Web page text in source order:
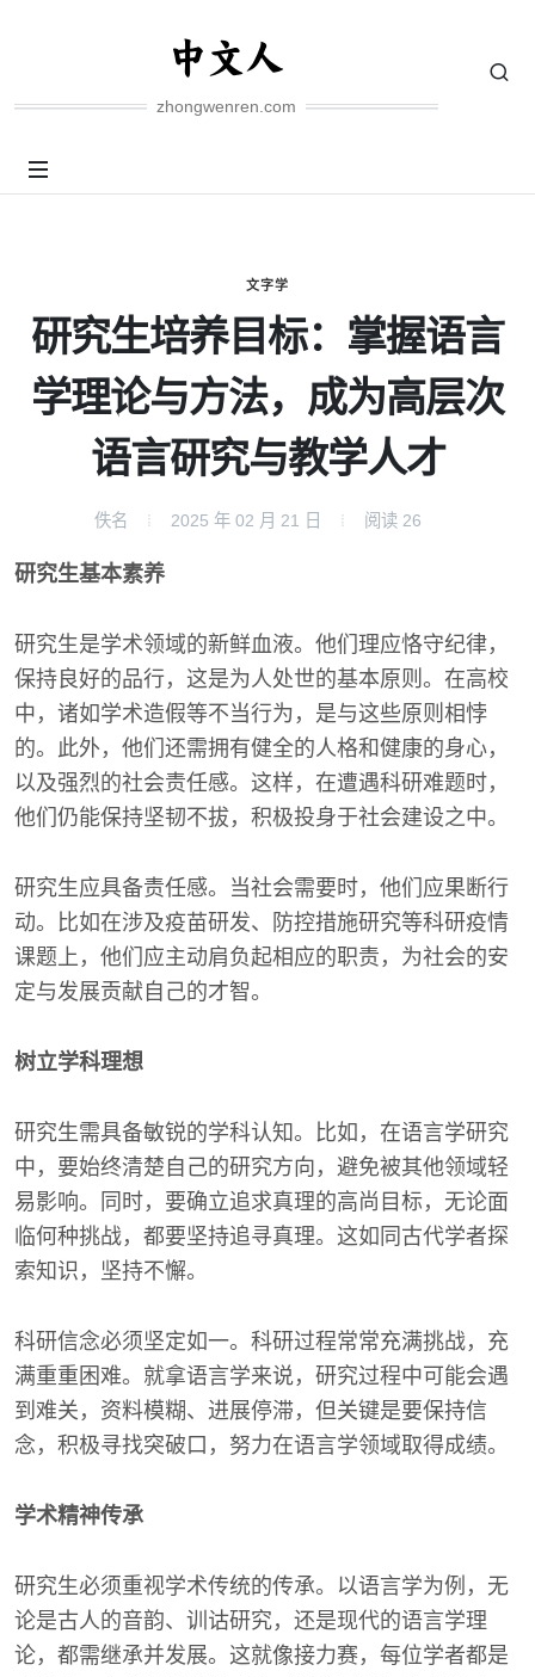
zhongwenren.com
文字学
研究生培养目标：掌握语言
学理论与方法，成为高层次
语言研究与教学人才
佚名 2025 年 02 月 21 日 阅读 26
研究生基本素养
研究生是学术领域的新鲜血液。他们理应恪守纪律，
保持良好的品行，这是为人处世的基本原则。在高校
中，诸如学术造假等不当行为，是与这些原则相悖
的。此外，他们还需拥有健全的人格和健康的身心，
以及强烈的社会责任感。这样，在遭遇科研难题时，
他们仍能保持坚韧不拔，积极投身于社会建设之中。
研究生应具备责任感。当社会需要时，他们应果断行
动。比如在涉及疫苗研发、防控措施研究等科研疫情
课题上，他们应主动肩负起相应的职责，为社会的安
定与发展贡献自己的才智。
树立学科理想
研究生需具备敏锐的学科认知。比如，在语言学研究
中，要始终清楚自己的研究方向，避免被其他领域轻
易影响。同时，要确立追求真理的高尚目标，无论面
临何种挑战，都要坚持追寻真理。这如同古代学者探
索知识，坚持不懈。
科研信念必须坚定如一。科研过程常常充满挑战，充
满重重困难。就拿语言学来说，研究过程中可能会遇
到难关，资料模糊、进展停滞，但关键是要保持信
念，积极寻找突破口，努力在语言学领域取得成绩。
学术精神传承
研究生必须重视学术传统的传承。以语言学为例，无
论是古人的音韵、训诂研究，还是现代的语言学理
论，都需继承并发展。这就像接力赛，每位学者都是